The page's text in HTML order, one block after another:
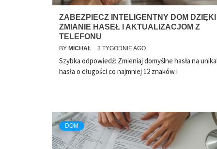
ZABEZPIECZ INTELIGENTNY DOM DZIĘKI
ZMIANIE HASEŁ I AKTUALIZACJOM Z
TELEFONU
BY MICHAŁ 3 TYGODNIE AGO
Szybka odpowiedź: Zmieniaj domyślne hasła na
hasła o długości co najmniej 12 znaków i
DOM